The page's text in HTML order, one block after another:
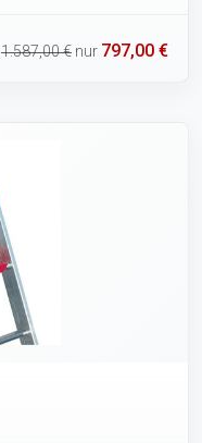
1.587,00 € nur 797,00 €